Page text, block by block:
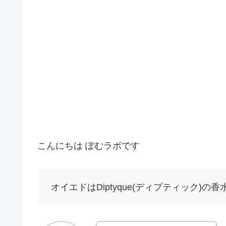
こんにちは ぽむラボです
オイエドはDiptyque(ディプティック)の香